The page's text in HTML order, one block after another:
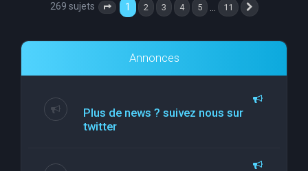
269 sujets Page 1 sur11
1 2 3 4 5 11
Annonces
Plus de news ? suivez nous sur
twitter